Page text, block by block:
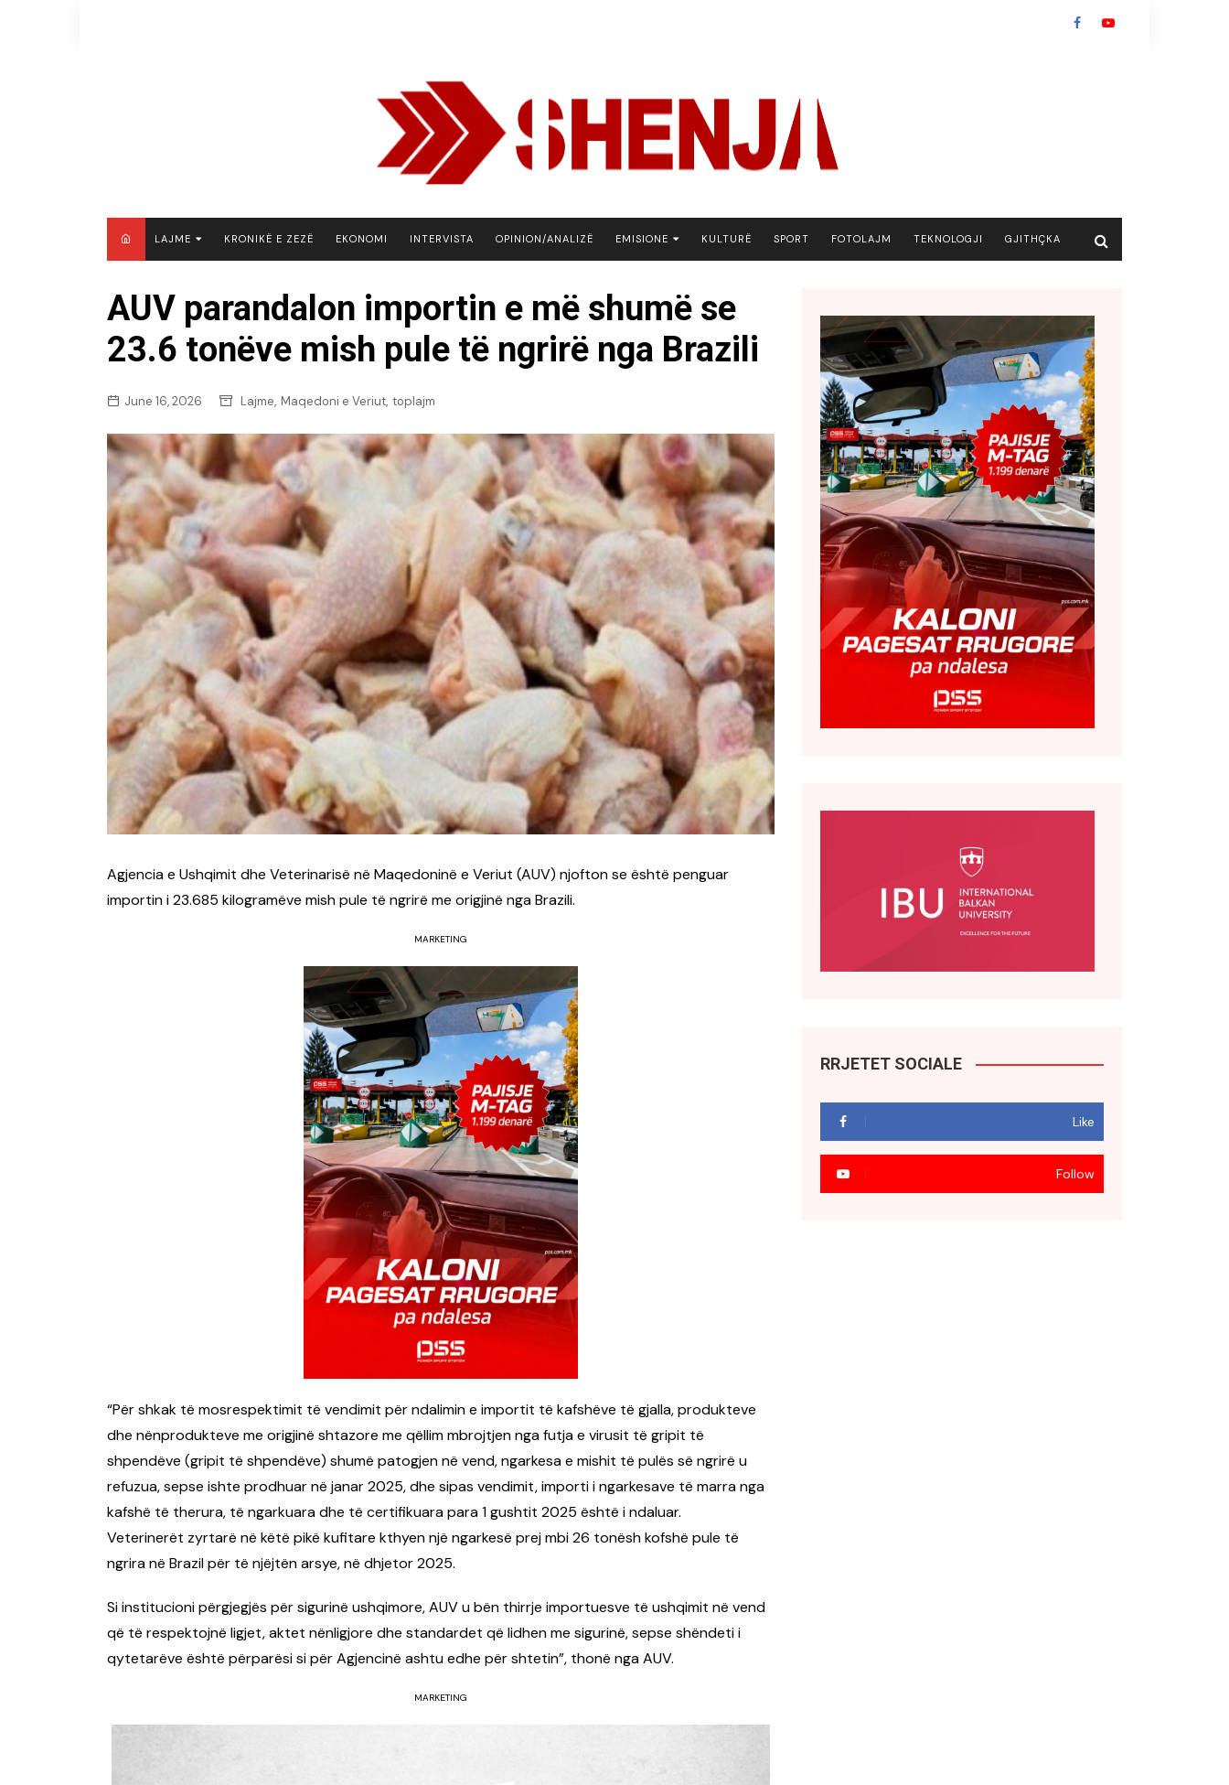
LAJME
KOSOVË
SHQIPËRI
BOTË
KRONIKË E ZEZË EKONOMI INTERVISTA OPINION/ANALIZË EMISIONE
BOTA NE FOKUS
EKONOMIKS
EMISION DEBATIV
GJURMË
INTERVISTA EMISION
KU E KISHIM FJALEN
LIGJERATE FETARE
PARADITE ME NE
PIKËPAMJE
RECETA E DITES
RELAKS
RETRO JAVORE
KULTURË SPORT FOTOLAJM TEKNOLOGJI GJITHÇKA
AUV parandalon importin e më shumë se
23.6 tonëve mish pule të ngrirë nga Brazili
June 16, 2026 Lajme, Maqedoni e Veriut, toplajm
Agjencia e Ushqimit dhe Veterinarisë në Maqedoninë e Veriut (AUV) njofton se është penguar
importin i 23.685 kilogramëve mish pule të ngrirë me origjinë nga Brazili.
MARKETING
“Për shkak të mosrespektimit të vendimit për ndalimin e importit të kafshëve të gjalla, produkteve
dhe nënprodukteve me origjinë shtazore me qëllim mbrojtjen nga futja e virusit të gripit të
shpendëve (gripit të shpendëve) shumë patogjen në vend, ngarkesa e mishit të pulës së ngrirë u
refuzua, sepse ishte prodhuar në janar 2025, dhe sipas vendimit, importi i ngarkesave të marra nga
kafshë të therura, të ngarkuara dhe të certifikuara para 1 gushtit 2025 është i ndaluar.
Veterinerët zyrtarë në këtë pikë kufitare kthyen një ngarkesë prej mbi 26 tonësh kofshë pule të
ngrira në Brazil për të njëjtën arsye, në dhjetor 2025.
Si institucioni përgjegjës për sigurinë ushqimore, AUV u bën thirrje importuesve të ushqimit në vend
që të respektojnë ligjet, aktet nënligjore dhe standardet që lidhen me sigurinë, sepse shëndeti i
qytetarëve është përparësi si për Agjencinë ashtu edhe për shtetin”, thonë nga AUV.
MARKETING
RRJETET SOCIALE
Like
Follow